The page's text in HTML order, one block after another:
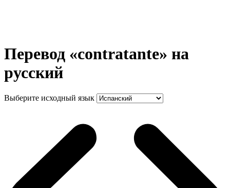
Перевод «contratante» на
русский
Выберите исходный язык